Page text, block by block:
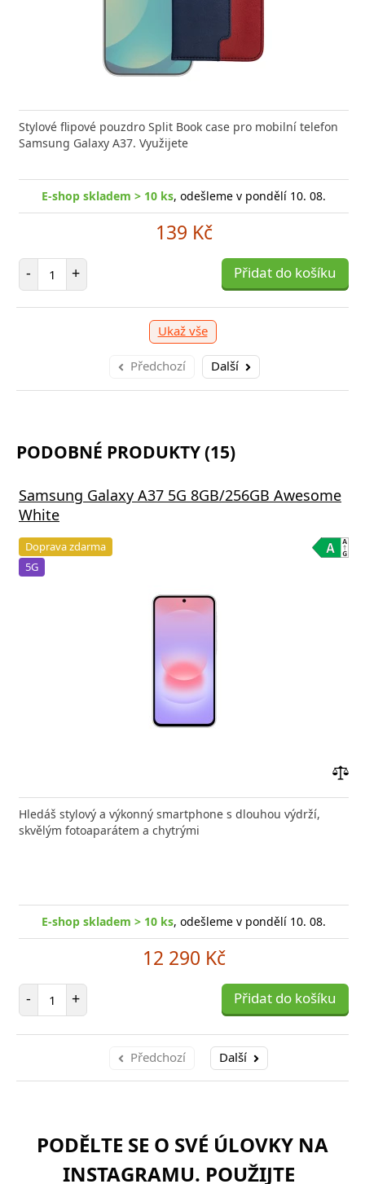
Stylové flipové pouzdro Split Book case pro mobilní telefon
Samsung Galaxy A37. Využijete
E-shop skladem > 10 ks, odešleme v pondělí 10. 08.
139 Kč
- Počet položek
+ Přidat do košíku
Ukaž vše
Předchozí Další
PODOBNÉ PRODUKTY (15)
Samsung Galaxy A37 5G 8GB/256GB Awesome
White
Doprava zdarma
5G
Hledáš stylový a výkonný smartphone s dlouhou výdrží,
skvělým fotoaparátem a chytrými
E-shop skladem > 10 ks, odešleme v pondělí 10. 08.
12 290 Kč
- Počet položek
+ Přidat do košíku
Předchozí Další
PODĚLTE SE O SVÉ ÚLOVKY NA
INSTAGRAMU. POUŽIJTE